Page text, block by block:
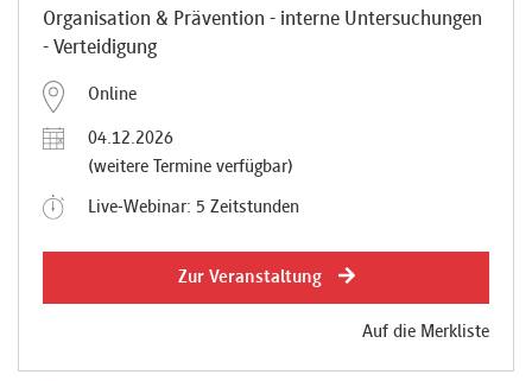
Organisation & Prävention - interne Untersuchungen
- Verteidigung
Online
04.12.2026
(weitere Termine verfügbar)
Live-Webinar: 5 Zeitstunden
Zur Veranstaltung
Auf die Merkliste